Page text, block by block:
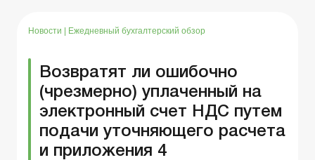
Новости Ежедневный бухгалтерский обзор
Возвратят ли ошибочно
(чрезмерно) уплаченный на
электронный счет НДС путем
подачи уточняющего расчета
и приложения 4